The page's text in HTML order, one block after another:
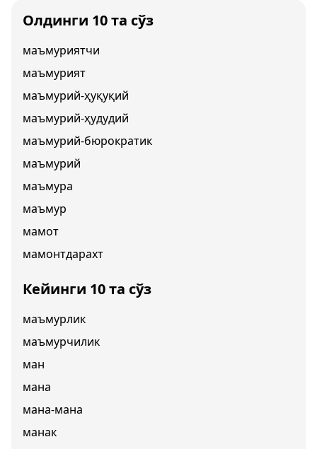
Олдинги 10 та сўз
маъмуриятчи
маъмурият
маъмурий-ҳуқуқий
маъмурий-ҳудудий
маъмурий-бюрократик
маъмурий
маъмура
маъмур
мамот
мамонтдарахт
Кейинги 10 та сўз
маъмурлик
маъмурчилик
ман
мана
мана-мана
манак